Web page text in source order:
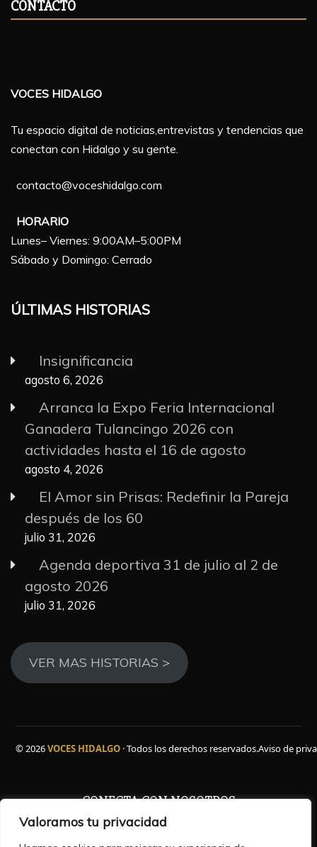
Valoramos tu privacidad
CONTACTO
VOCES HIDALGO
Tu espacio digital de noticias,entrevistas y tendencias que
conectan con Hidalgo y su gente.
contacto@voceshidalgo.com
HORARIO
Lunes– Viernes: 9:00AM–5:00PM
Sábado y Domingo: Cerrado
ÚLTIMAS HISTORIAS
Insignificancia
agosto 6, 2026
Arranca la Expo Feria Internacional
Ganadera Tulancingo 2026 con
actividades hasta el 16 de agosto
agosto 4, 2026
El Amor sin Prisas: Redefinir la Pareja
después de los 60
julio 31, 2026
Agenda deportiva 31 de julio al 2 de
agosto 2026
julio 31, 2026
VER MAS HISTORIAS >
© 2026VOCES HIDALGO · Todos los derechos reservados.Aviso de
CONECTA CON NOSOTROS